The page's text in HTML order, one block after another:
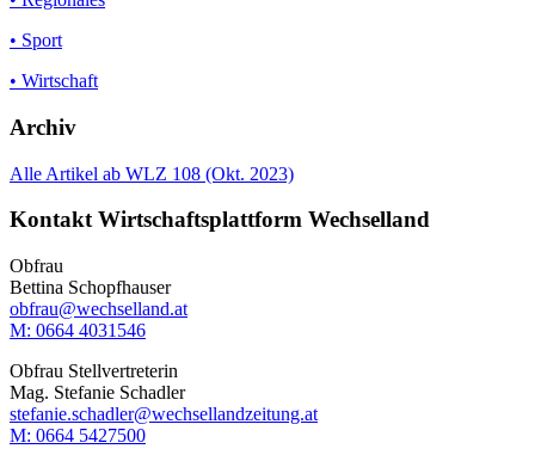
• Sport
• Wirtschaft
Archiv
Alle Artikel ab WLZ 108 (Okt. 2023)
Kontakt Wirtschaftsplattform Wechselland
Obfrau
Bettina Schopfhauser
obfrau@wechselland.at
M: 0664 4031546
Obfrau Stellvertreterin
Mag. Stefanie Schadler
stefanie.schadler@wechsellandzeitung.at
M: ‭0664 5427500‬